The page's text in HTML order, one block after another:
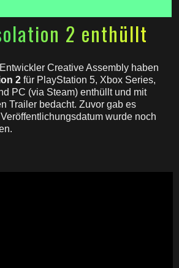
2 enthüllt
Creative Assembly haben
2 für PlayStation 5, Xbox Series,
PC (via Steam) enthüllt und mit
Trailer bedacht. Zuvor gab es
wurde noch